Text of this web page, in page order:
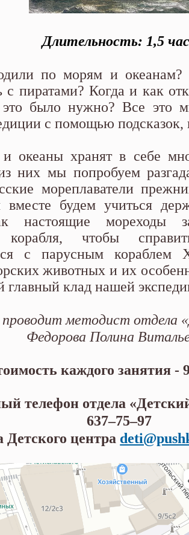
Длительность: 1,5
по морям и океанам?
с пиратами? Когда и как
было нужно? Все это
с помощью подсказок,
океаны хранят в себе
них мы попробуем
мореплаватели
будем учиться
настоящие мореходы
корабля, чтобы
с парусным кораблем
животных и их
главный клад нашей
методист отдела
Федорова Полина
каждого занятия -
телефон отдела
637–75–97
Детского центра